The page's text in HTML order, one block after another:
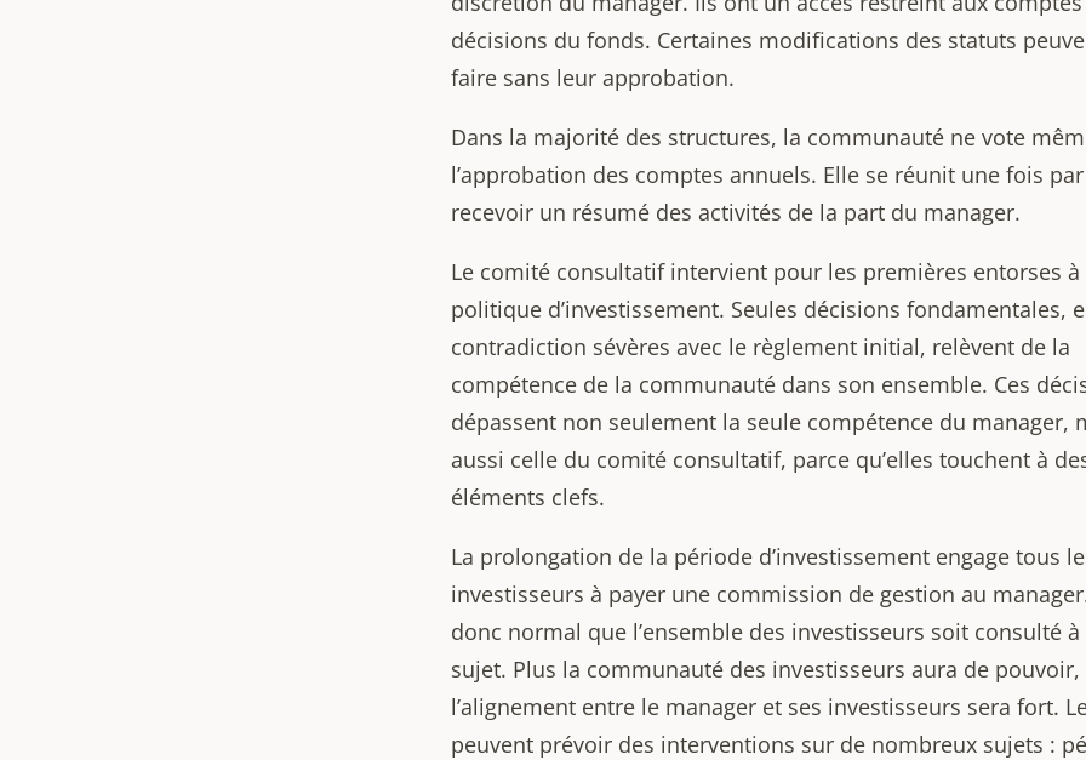
décisions du fonds. Certaines modifications des statuts
faire sans leur approbation.
Dans la majorité des structures, la communauté ne vote
l’approbation des comptes annuels. Elle se réunit une fois
recevoir un résumé des activités de la part du manager.
Le comité consultatif intervient pour les premières entorses à
politique d’investissement. Seules décisions fondamentales,
contradiction sévères avec le règlement initial, relèvent de la
compétence de la communauté dans son ensemble. Ces
dépassent non seulement la seule compétence du manager,
aussi celle du comité consultatif, parce qu’elles touchent à
éléments clefs.
La prolongation de la période d’investissement engage tous
investisseurs à payer une commission de gestion au
donc normal que l’ensemble des investisseurs soit consulté à
sujet. Plus la communauté des investisseurs aura de pouvoir,
l’alignement entre le manager et ses investisseurs sera fort.
peuvent prévoir des interventions sur de nombreux sujets :